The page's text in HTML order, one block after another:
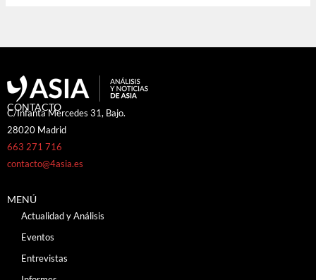
CONTACTO
C/Infanta Mercedes 31, Bajo.
28020 Madrid
663 271 716
contacto@4asia.es
MENÚ
Actualidad y Análisis
Eventos
Entrevistas